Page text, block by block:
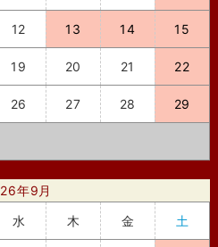
12 13 14 15
19 20 21 22
26 27 28 29
年9月
水 木 金 土